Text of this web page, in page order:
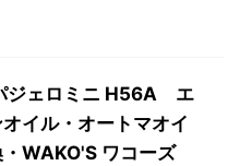
ジェロミニ H56A エ
イル・オートマオイ
WAKO'S ワコーズ